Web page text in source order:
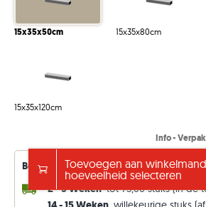
15x35x50cm 15x35x80cm
15x35x120cm
Info -
Beschikbaarheid van leveringen –
2 - 3 Weken tot 75,00 stuks (in de
Toevoegen aan
hoeveelheid selecteren